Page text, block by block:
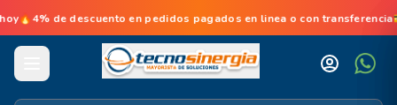
de descuento en pedidos pagados en linea o con